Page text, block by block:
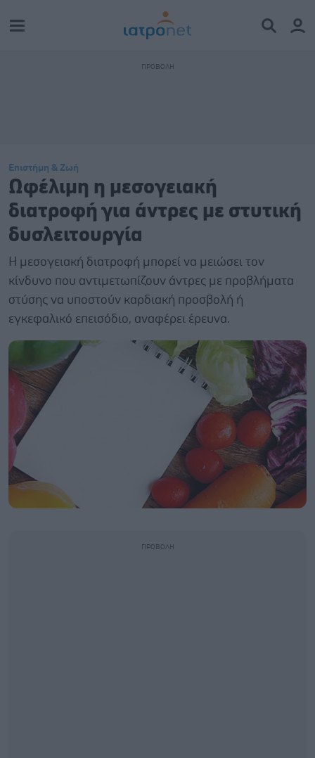
Επιστήμη & Ζωή
Ωφέλιμη η μεσογειακή
διατροφή για άντρες με στυτική
δυσλειτουργία
Η μεσογειακή διατροφή μπορεί να μειώσει τον
κίνδυνο που αντιμετωπίζουν άντρες με προβλήματα
στύσης να υποστούν καρδιακή προσβολή ή
εγκεφαλικό επεισόδιο, αναφέρει έρευνα.